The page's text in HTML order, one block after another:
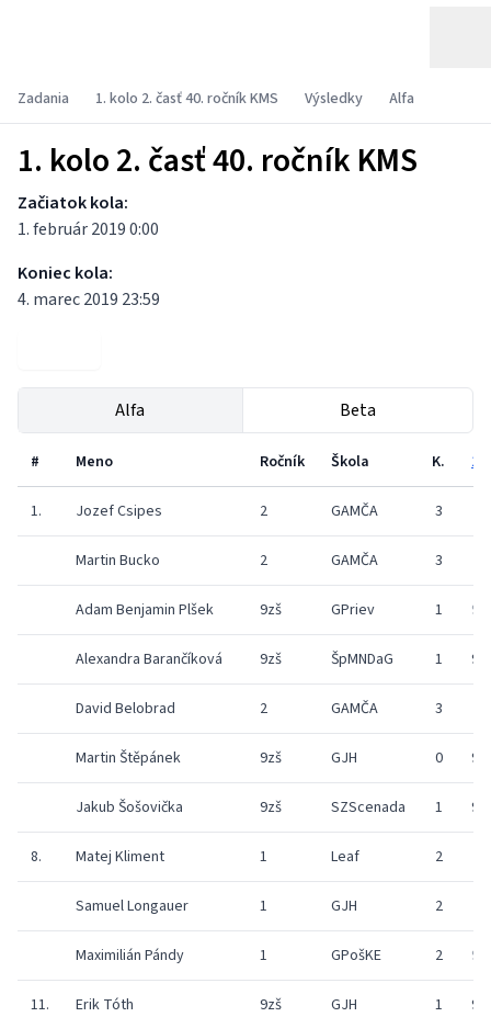
Zadania 1. kolo 2. časť 40. ročník KMS Výsledky Alfa
1. kolo 2. časť 40. ročník KMS
Začiatok kola:
1. február 2019 0:00
Koniec kola:
4. marec 2019 23:59
Alfa Beta
# Meno Ročník Škola K. 1
1. Jozef Csipes 2 GAMČA 3
Martin Bucko 2 GAMČA 3
Adam Benjamin Plšek 9zš GPriev 1 9
Alexandra Barančíková 9zš ŠpMNDaG 1 9
David Belobrad 2 GAMČA 3
Martin Štěpánek 9zš GJH 0 9
Jakub Šošovička 9zš SZScenada 1 9
8. Matej Kliment 1 Leaf 2
Samuel Longauer 1 GJH 2
Maximilián Pándy 1 GPošKE 2 9
11. Erik Tóth 9zš GJH 1 9